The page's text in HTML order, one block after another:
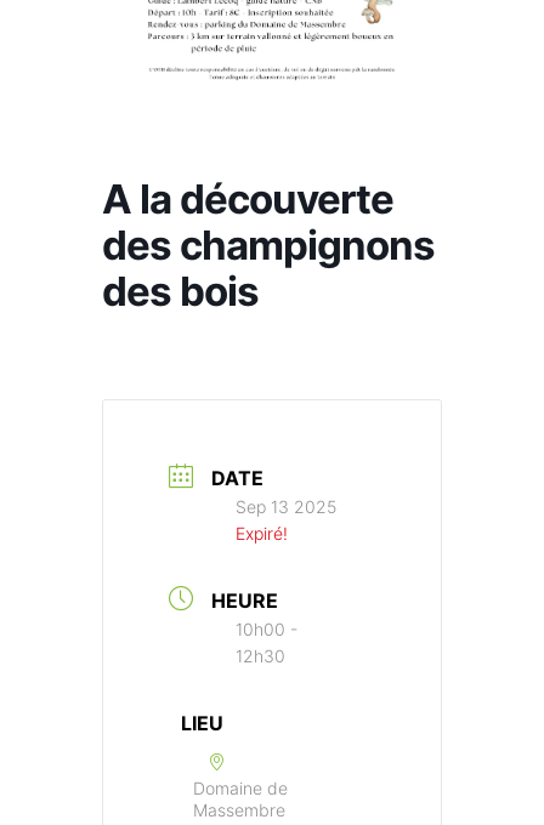
A la découverte
des champignons
des bois
DATE
Sep 13 2025
Expiré!
HEURE
10h00 -
12h30
LIEU
Domaine de
Massembre